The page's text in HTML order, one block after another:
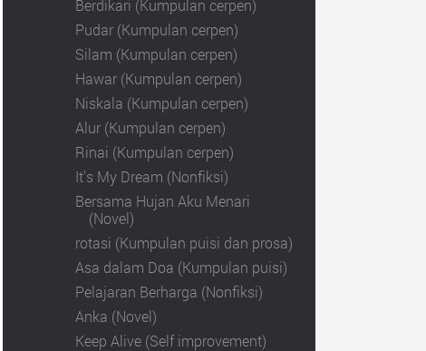
Berdikari (Kumpulan cerpen)
Pudar (Kumpulan cerpen)
Silam (Kumpulan cerpen)
Hawar (Kumpulan cerpen)
Niskala (Kumpulan cerpen)
Alur (Kumpulan cerpen)
Rinai (Kumpulan cerpen)
It’s My Dream (Nonfiksi)
Bersama Hujan Aku Menari
(Novel)
rotasi (Kumpulan puisi dan prosa)
Asa dalam Doa (Kumpulan puisi)
Pelajaran Berharga (Nonfiksi)
Anka (Novel)
Keep Alive (Self improvement)